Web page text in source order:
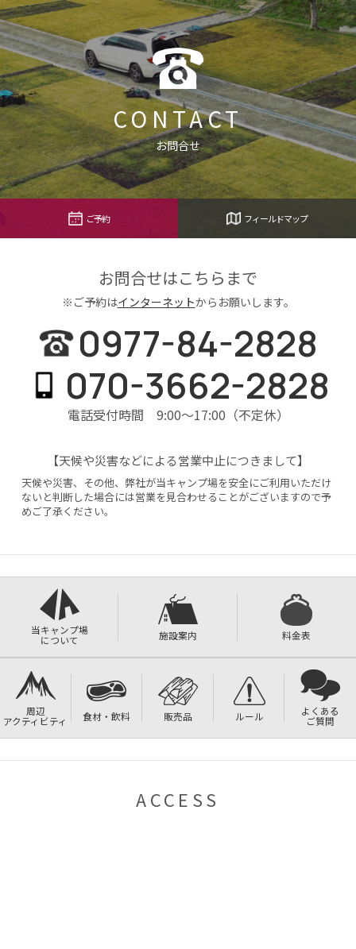
CONTACT
お問合せ
ご予約 フィールドマップ
お問合せはこちらまで
※ご予約はインターネットからお願いします。
0977-84-2828
070-3662-2828
電話受付時間 9:00〜17:00（不定休）
【天候や災害などによる営業中止につきまして】
天候や災害、その他、弊社が当キャンプ場を安全にご利用いただけ
ないと判断した場合には営業を見合わせることがございますので予
めご了承ください。
当キャンプ場
について 施設案内 料金表
周辺
アクティビティ 食材・飲料 販売品 ルール よくある
ご質問
ACCESS